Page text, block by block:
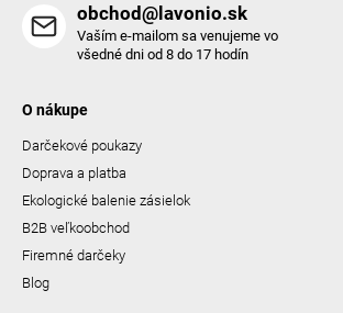
obchod@lavonio.sk
Vaším e-mailom sa venujeme vo
všedné dni od 8 do 17 hodín
O nákupe
Darčekové poukazy
Doprava a platba
Ekologické balenie zásielok
B2B veľkoobchod
Firemné darčeky
Blog